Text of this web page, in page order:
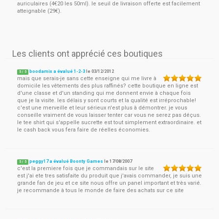
auriculaires (4€20 les 50ml). le seuil de livraison offerte est facilement
atteignable (29€).
Les clients ont apprécié ces boutiques
5 / 5 boodamix a évalué 1-2-3 le03/12/2012
mais que serais-je sans cette enseigne qui me livre à
domicile les vêtements des plus raffinés? cette boutique en ligne est
d'une classe et d'un standing qui me donnent envie à chaque fois
que je la visite. les délais y sont courts et la qualité est irréprochable!
c'est une merveille et leur sérieux n'est plus à démontrer. je vous
conseille vraiment de vous laisser tenter car vous ne serez pas déçus.
le tee shirt qui s'appelle sucrette est tout simplement extraordinaire. et
le cash back vous fera faire de réelles économies.
5 / 5 peggy17 a évalué Boonty Games le17/08/2007
c'est la premiere fois que je commandais sur le site
est j'ai ete tres satisfaite du produit que j'avais commander, je suis une
grande fan de jeu et ce site nous offre un panel important et très varié.
je recommande à tous le monde de faire des achats sur ce site